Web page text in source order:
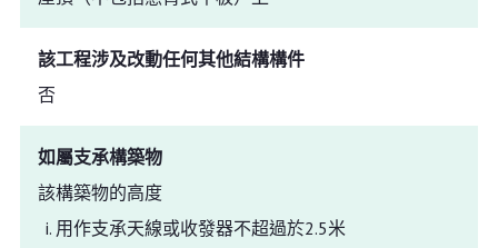
該工程涉及改動任何其他結構構件
否
如屬支承構築物
該構築物的高度
用作支承天線或收發器不超過於2.5米